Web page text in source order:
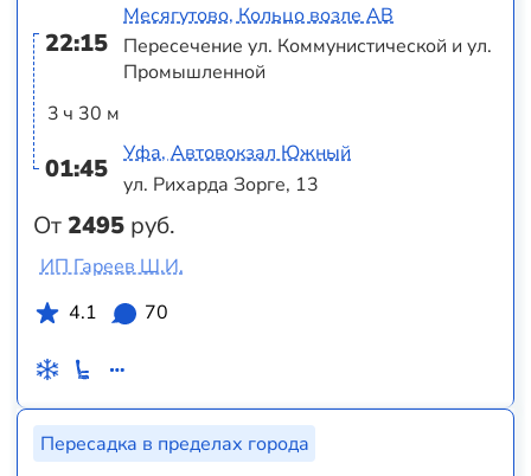
22:15
3 ч 30 м
01:45
От2495 руб.
Месягутово, Кольцо возле АВ
Пересечение ул. Коммунистической и ул.
Промышленной
Уфа, Автовокзал Южный
ул. Рихарда Зорге, 13
ИП Гареев Ш.И.
4.1
70
Пересадка в пределах города